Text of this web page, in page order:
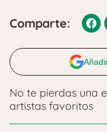
Comparte:
No te pierdas una
artistas favoritos